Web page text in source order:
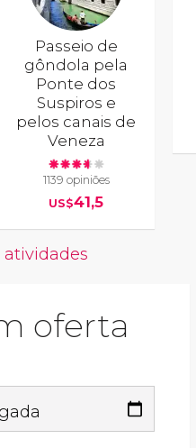
Passeio de
gôndola pela
Ponte dos
Suspiros e
pelos canais de
Veneza
1139 opiniões
US$41,5
atividades
oferta